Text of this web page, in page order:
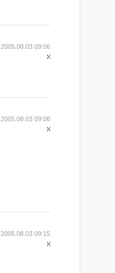
2005.08.03 09:06
2005.08.03 09:08
2005.08.03 09:15